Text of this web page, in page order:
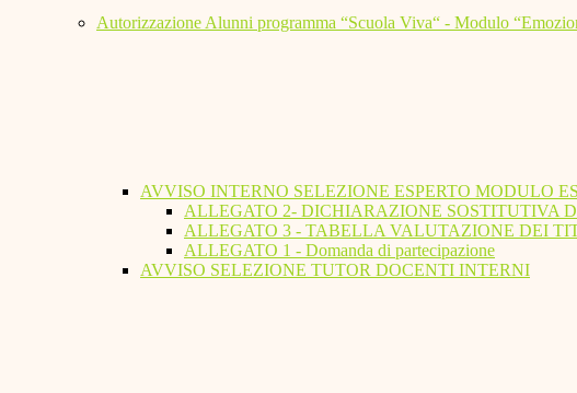
Autorizzazione Alunni programma “Scuola Viva“ - Modulo
AVVISO INTERNO SELEZIONE ESPERTO MODULO
ALLEGATO 2- DICHIARAZIONE SOSTITUTIVA
ALLEGATO 3 - TABELLA VALUTAZIONE DEI
ALLEGATO 1 - Domanda di partecipazione
AVVISO SELEZIONE TUTOR DOCENTI INTERNI